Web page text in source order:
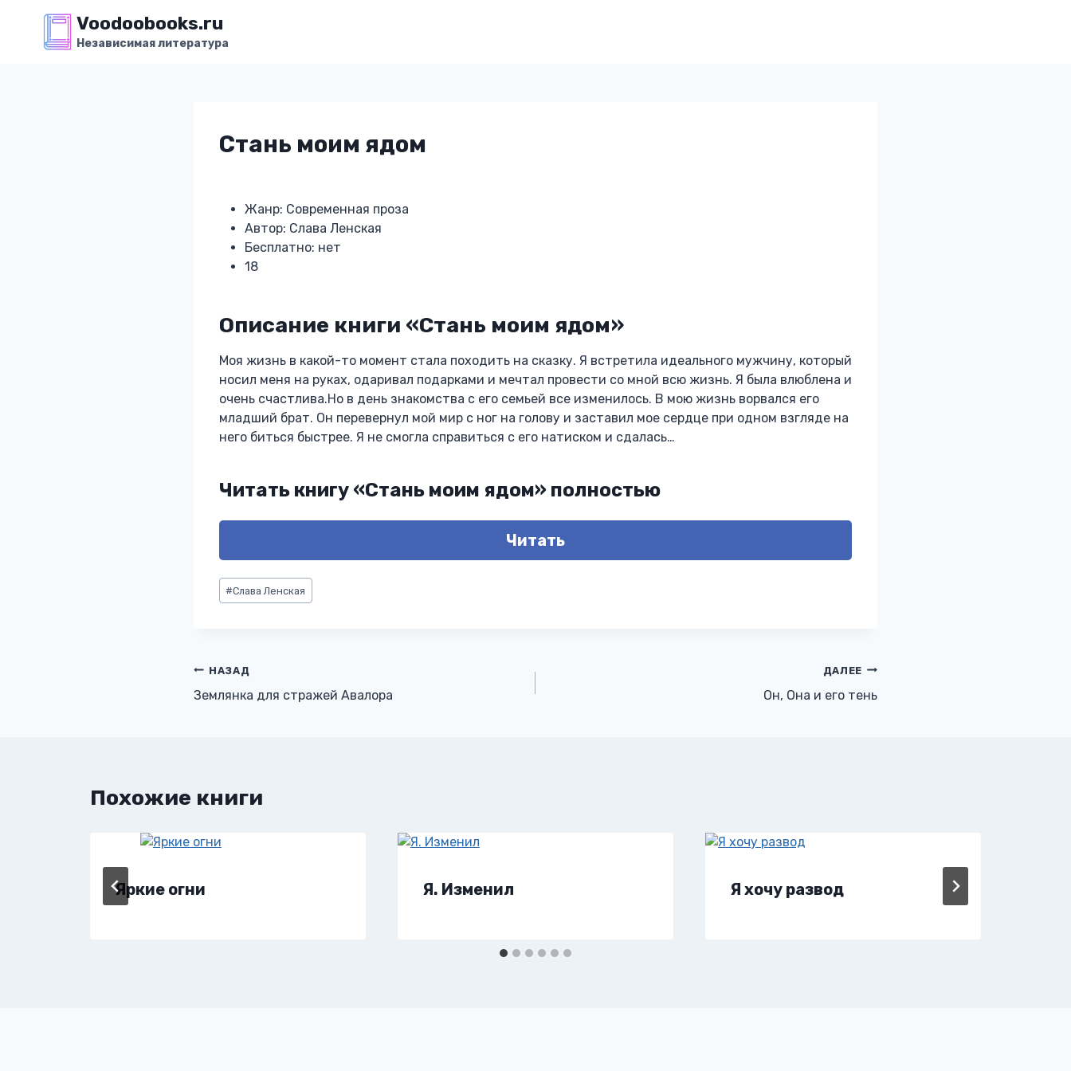
содержимому
Voodoobooks.ru
Независимая литература
Стань моим ядом
Жанр: Современная проза
Автор: Слава Ленская
Бесплатно: нет
18
Описание книги «Стань моим ядом»
Моя жизнь в какой-то момент стала походить на сказку. Я встретила идеального мужчину, который
носил меня на руках, одаривал подарками и мечтал провести со мной всю жизнь. Я была влюблена и
очень счастлива.Но в день знакомства с его семьей все изменилось. В мою жизнь ворвался его
младший брат. Он перевернул мой мир с ног на голову и заставил мое сердце при одном взгляде на
него биться быстрее. Я не смогла справиться с его натиском и сдалась…
Читать книгу «Стань моим ядом» полностью
Читать
Метки
записи:
#Слава Ленская
Навигация
по
НАЗАД
Землянка для стражей Авалора
ДАЛЕЕ
Он, Она и его тень
Похожие книги
Яркие огни Я. Изменил Я хочу развод